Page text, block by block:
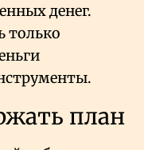
денег.
только
план